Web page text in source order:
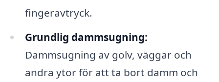
fingeravtryck.
Grundlig dammsugning:
Dammsugning av golv, väggar och
andra ytor för att ta bort damm och